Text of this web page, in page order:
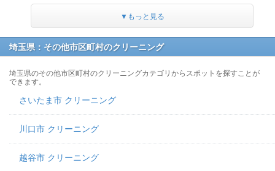
▼もっと見る
埼玉県：その他市区町村のクリーニング
埼玉県のその他市区町村のクリーニングカテゴリからスポットを探すことが
できます。
さいたま市 クリーニング
川口市 クリーニング
越谷市 クリーニング